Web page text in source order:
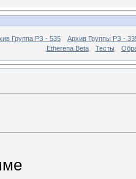
Группа РЗ - 535
Архив Группы РЗ -
Etherena Beta
Тесты